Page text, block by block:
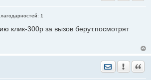
1
клик-300р за вызов берут.посмотрят
Отправить